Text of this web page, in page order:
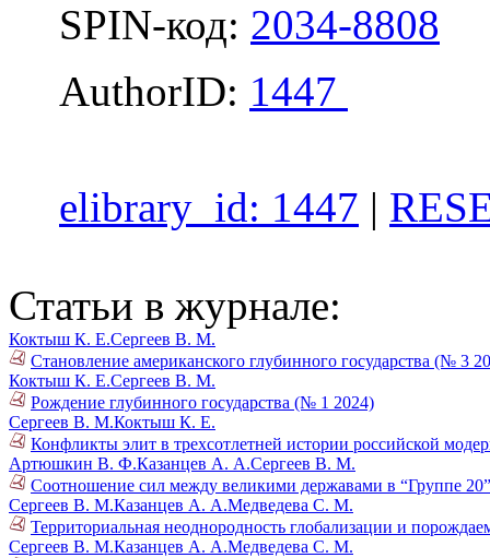
SPIN-код: 2034-8808
AuthorID: 1447
elibrary_id: 1447 |
Статьи в журнале:
Коктыш К. Е.Сергеев В. М.
Становление американского глубинного государства (№ 3
Коктыш К. Е.Сергеев В. М.
Рождение глубинного государства (№ 1 2024)
Сергеев В. М.Коктыш К. Е.
Конфликты элит в трехсотлетней истории российской
Артюшкин В. Ф.Казанцев А. А.Сергеев В. М.
Соотношение сил между великими державами в “Группе
Сергеев В. М.Казанцев А. А.Медведева С. М.
Территориальная неоднородность глобализации и
Сергеев В. М.Казанцев А. А.Медведева С. М.